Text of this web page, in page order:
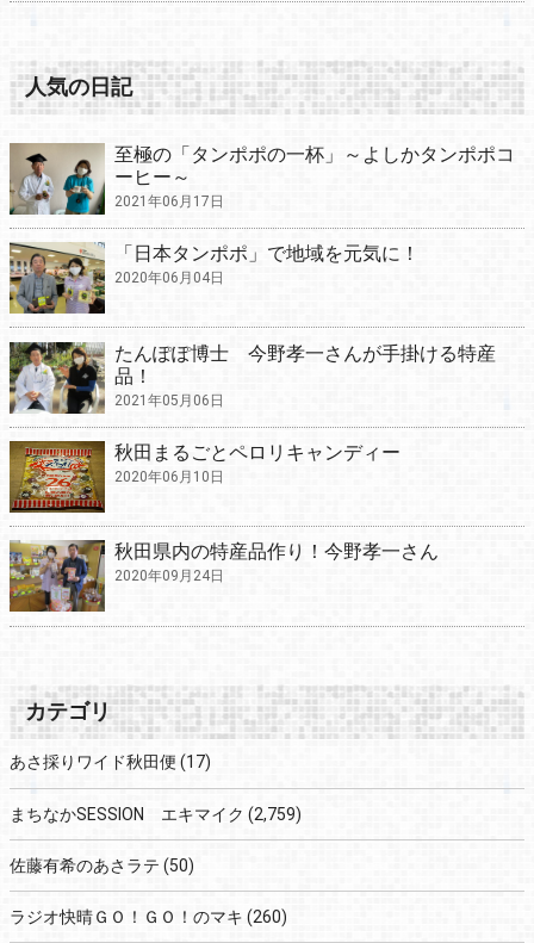
人気の日記
至極の「タンポポの一杯」～よしかタンポポコ
ーヒー～
2021年06月17日
「日本タンポポ」で地域を元気に！
2020年06月04日
たんぽぽ博士 今野孝一さんが手掛ける特産
品！
2021年05月06日
秋田まるごとペロリキャンディー
2020年06月10日
秋田県内の特産品作り！今野孝一さん
2020年09月24日
カテゴリ
あさ採りワイド秋田便 (17)
まちなかSESSION エキマイク (2,759)
佐藤有希のあさラテ (50)
ラジオ快晴ＧＯ！ＧＯ！のマキ (260)